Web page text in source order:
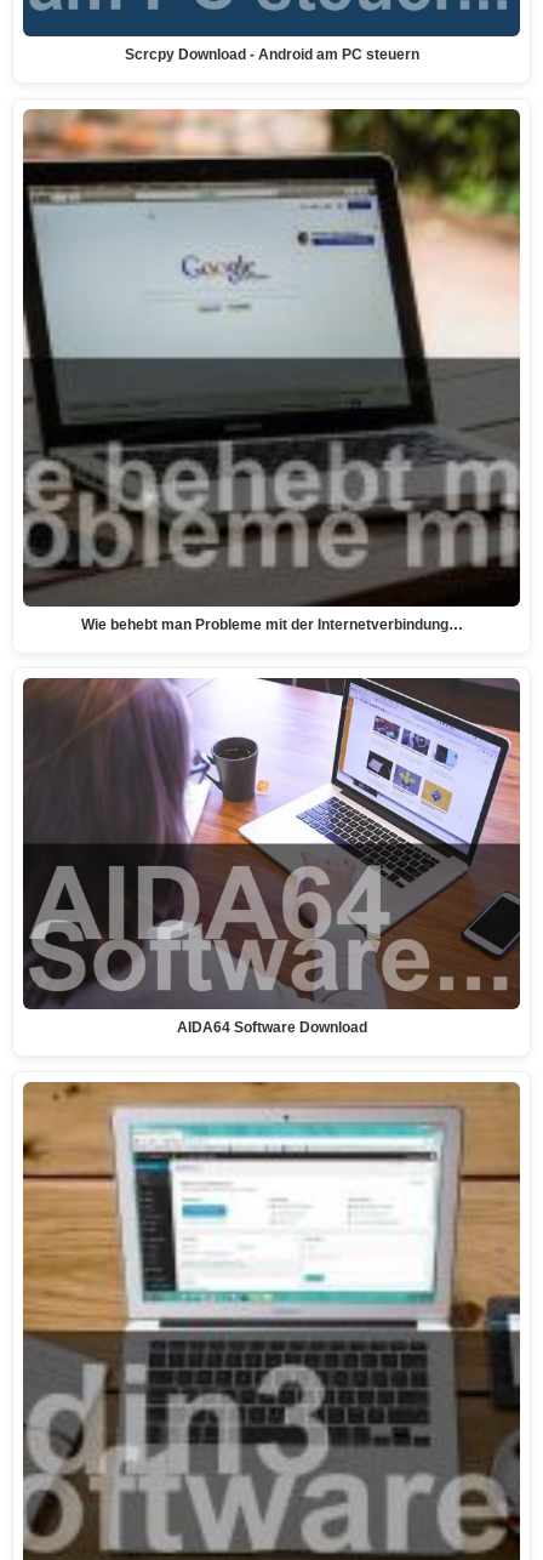
Scrcpy Download - Android am PC steuern
Wie behebt man Probleme mit der Internetverbindung…
AIDA64 Software Download